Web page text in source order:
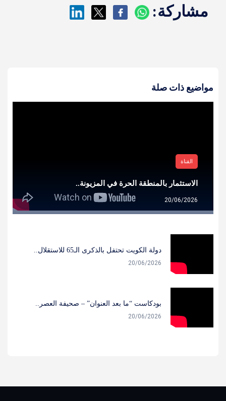
مشاركة:
مواضيع ذات صلة
القناة
الاستثمار بالمنطقة الحرة في المزيونة..
20/06/2026
دولة الكويت تحتفل بالذكرى الـ65 للاستقلال..
20/06/2026
بودكاست “ما بعد العنوان” – صحيفة العصر..
20/06/2026